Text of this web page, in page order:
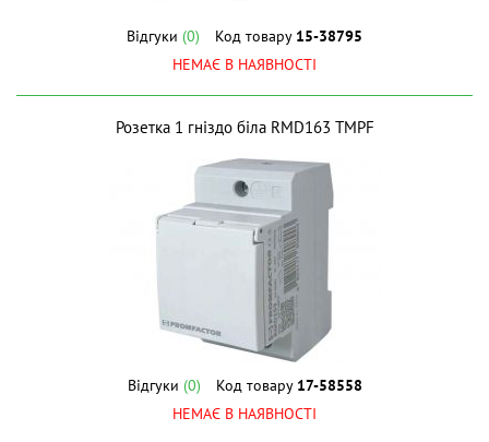
Відгуки (0) Код товару 15-38795
НЕМАЄ В НАЯВНОСТІ
Розетка 1 гніздо біла RMD163 ТМPF
Відгуки (0) Код товару 17-58558
НЕМАЄ В НАЯВНОСТІ